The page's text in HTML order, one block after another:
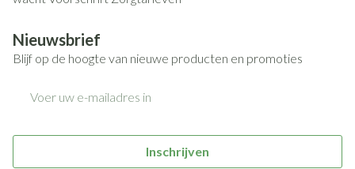
Nieuwsbrief
Blijf op de hoogte van nieuwe producten en promoties
Inschrijven